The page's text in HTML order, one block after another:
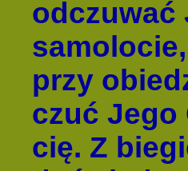
odczuwać
przy
czuć Jego
cię. Z